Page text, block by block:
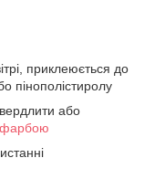
приклеюється до
пінополістиролу
або
фарбою